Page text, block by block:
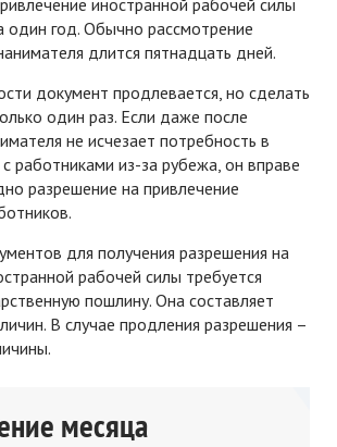
иностранной рабочей силы
один год. Обычно рассмотрение
длится пятнадцать дней.
документ продлевается, но сделать
один раз. Если даже после
не исчезает потребность в
работниками из-за рубежа, он вправе
разрешение на привлечение
для получения разрешения на
рабочей силы требуется
пошлину. Она составляет
В случае продления разрешения –
месяца